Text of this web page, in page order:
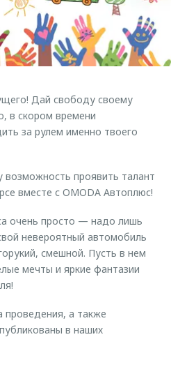
Дай свободу своему
в скором времени
за рулем именно твоего
проявить талант
вместе с OMODA Автоплюс!
очень просто — надо лишь
невероятный автомобиль
смешной. Пусть в нем
мечты и яркие фантазии
проведения, а также
в наших